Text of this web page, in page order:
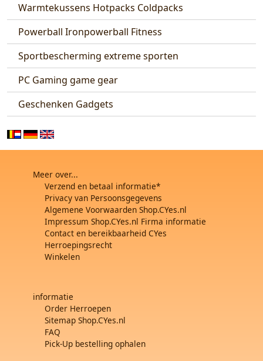
Warmtekussens Hotpacks Coldpacks
Powerball Ironpowerball Fitness
Sportbescherming extreme sporten
PC Gaming game gear
Geschenken Gadgets
Meer over...
Verzend en betaal informatie*
Privacy van Persoonsgegevens
Algemene Voorwaarden Shop.CYes.nl
Impressum Shop.CYes.nl Firma informatie
Contact en bereikbaarheid CYes
Herroepingsrecht
Winkelen
informatie
Order Herroepen
Sitemap Shop.CYes.nl
FAQ
Pick-Up bestelling ophalen